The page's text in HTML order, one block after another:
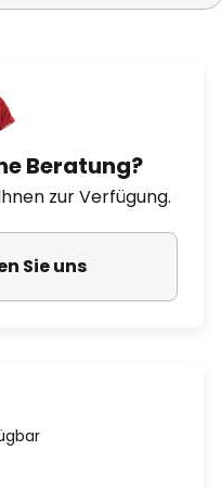
Beratung?
zur Verfügung.
Sie uns